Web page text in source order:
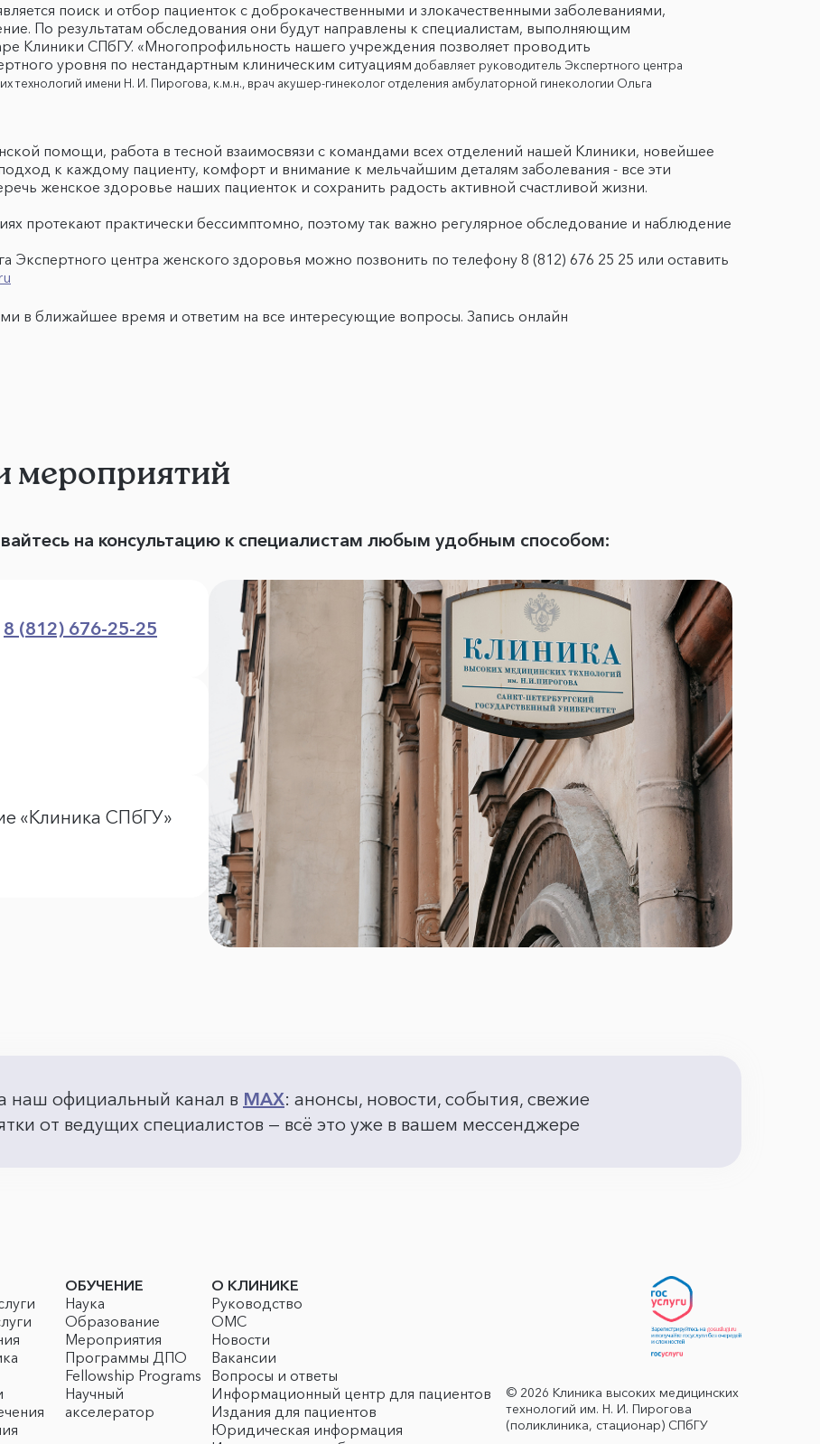
поиск и отбор пациенток с доброкачественными и злокачественными заболеваниями,
По результатам обследования они будут направлены к специалистам, выполняющим
Клиники СПбГУ. «Многопрофильность нашего учреждения позволяет проводить
уровня по нестандартным клиническим ситуациям добавляет руководитель Экспертного центра
технологий имени Н. И. Пирогова, к.м.н., врач акушер-гинеколог отделения амбулаторной гинекологии Ольга
помощи, работа в тесной взаимосвязи с командами всех отделений нашей Клиники, новейшее
к каждому пациенту, комфорт и внимание к мельчайшим деталям заболевания - все эти
женское здоровье наших пациенток и сохранить радость активной счастливой жизни.
протекают практически бессимптомно, поэтому так важно регулярное обследование и наблюдение
Экспертного центра женского здоровья можно позвонить по телефону 8 (812) 676 25 25 или оставить
в ближайшее время и ответим на все интересующие вопросы. Запись онлайн
мероприятий
на консультацию к специалистам любым удобным способом:
8 (812) 676-25-25
«Клиника СПбГУ»
наш официальный канал в MAX: анонсы, новости, события, свежие
от ведущих специалистов — всё это уже в вашем мессенджере
ОБУЧЕНИЕ
Наука
Образование
Мероприятия
Программы ДПО
Fellowship Programs
Научный
акселератор
О КЛИНИКЕ
Руководство
ОМС
Новости
Вакансии
Вопросы и ответы
Информационный центр для пациентов
Издания для пациентов
Юридическая информация
© 2026 Клиника высоких медицинских
технологий им. Н. И. Пирогова
(поликлиника, стационар) СПбГУ